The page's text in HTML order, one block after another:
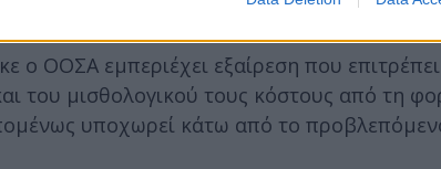
συνεισέφεραν στην έκθεση.
ΟΟΣΑ εμπεριέχει εξαίρεση που επιτρέπει
του μισθολογικού τους κόστους από τη
υποχωρεί κάτω από το